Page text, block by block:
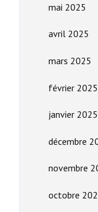
mai 2025
avril 2025
mars 2025
février 2025
janvier 2025
décembre
novembre
octobre